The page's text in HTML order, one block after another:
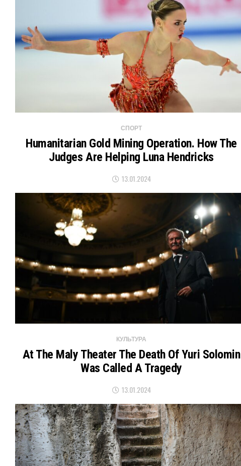
СПОРТ
Humanitarian Gold Mining Operation. How The
Judges Are Helping Luna Hendricks
13.01.2024
КУЛЬТУРА
At The Maly Theater The Death Of Yuri Solomin
Was Called A Tragedy
13.01.2024